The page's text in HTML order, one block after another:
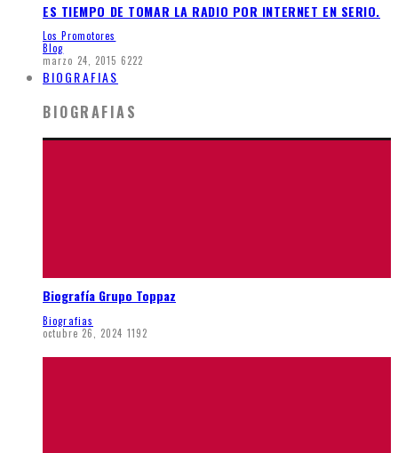
ES TIEMPO DE TOMAR LA RADIO POR INTERNET EN SERIO.
Los Promotores
Blog
marzo 24, 2015 6222
BIOGRAFIAS
BIOGRAFIAS
Biografía Grupo Toppaz
Biografias
octubre 26, 2024 1192